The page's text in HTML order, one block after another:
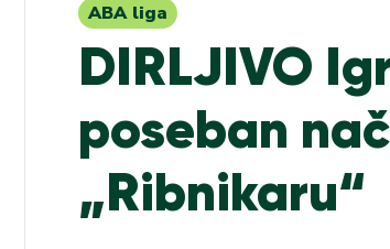
ABA liga
DIRLJIVO
poseban
„Ribnikaru“